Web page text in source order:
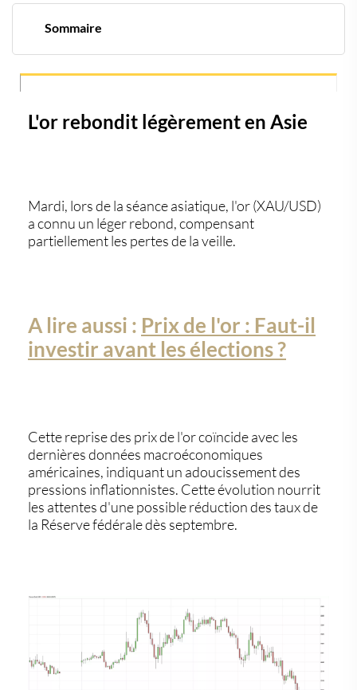
Sommaire
Indicateurs économiques et discours de la Fed
influençant le marché
L'or rebondit légèrement en Asie
Mardi, lors de la séance asiatique, l'or (XAU/USD)
a connu un léger rebond, compensant
partiellement les pertes de la veille.
A lire aussi : Prix de l'or : Faut-il
investir avant les élections ?
Cette reprise des prix de l'or coïncide avec les
dernières données macroéconomiques
américaines, indiquant un adoucissement des
pressions inflationnistes. Cette évolution nourrit
les attentes d'une possible réduction des taux de
la Réserve fédérale dès septembre.